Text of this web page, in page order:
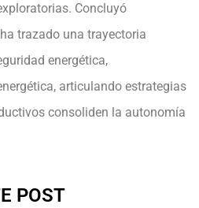
Concluyó
trazado una trayectoria
energética,
articulando estrategias
consoliden la autonomía
POST